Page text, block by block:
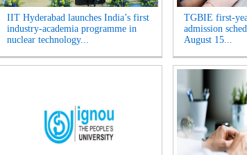
IIT Hyderabad launches India’s first
industry-academia programme in
nuclear technology...
TGBIE first-
admission
August 15...